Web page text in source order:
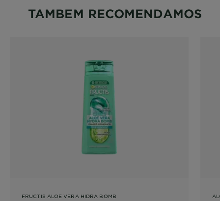
TAMBEM RECOMENDAMOS
FRUCTIS ALOE VERA HIDRA BOMB